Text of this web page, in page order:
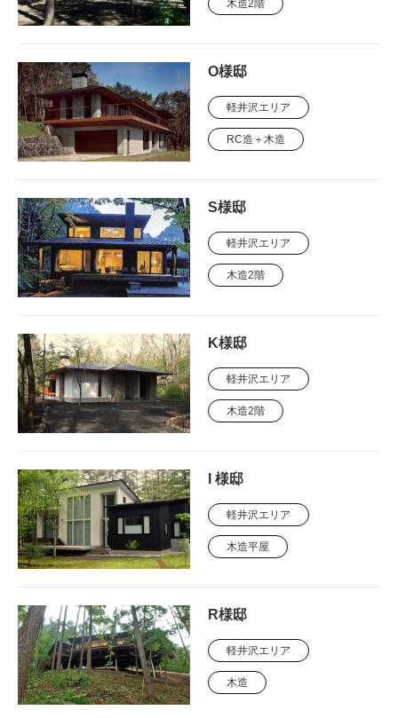
木造2階
O様邸
軽井沢エリア
RC造＋木造
S様邸
軽井沢エリア
木造2階
K様邸
軽井沢エリア
木造2階
I 様邸
軽井沢エリア
木造平屋
R様邸
軽井沢エリア
木造